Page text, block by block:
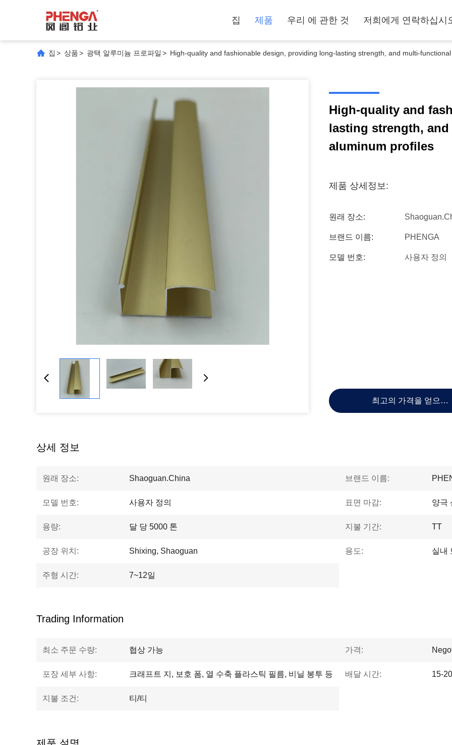
집 제품 우리 에 관한 것 저희에게 연락하십시
집 > 상품> 광택 알루미늄 프로파일 > High-quality and fashionable design, providing long-lasting strength, and multi-
High-quality and
lasting strength,
aluminum profiles
제품 상세정보:
원래 장소:
브랜드 이름: PHENGA
모델 번호: 사용자 정의
최고의 가격을 얻으십
상세 정보
원래 장소: Shaoguan.China 브랜드 이름:
모델 번호: 사용자 정의 표면 마감: 양극
용량: 달 당 5000 톤 지불 기간: TT
공장 위치: Shixing, Shaoguan 용도: 실내
주형 시간: 7~12일
Trading Information
최소 주문 수량: 협상 가능 가격:
포장 세부 사항: 크래프트 지, 보호 폼, 열 수축 플라스틱 필름, 비닐 봉투 등 배달 시간: 15-
지불 조건: 티/티